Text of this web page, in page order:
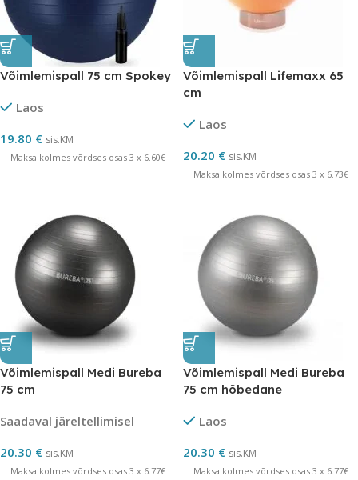
Võimlemispall 75 cm Spokey
Laos
19.80 € sis.KM
Maksa kolmes võrdses osas 3 x 6.60€
Võimlemispall Lifemaxx 65
cm
Laos
20.20 € sis.KM
Maksa kolmes võrdses osas 3 x 6.73€
Võimlemispall Medi Bureba
75 cm
Saadaval järeltellimisel
20.30 € sis.KM
Maksa kolmes võrdses osas 3 x 6.77€
Võimlemispall Medi Bureba
75 cm hõbedane
Laos
20.30 € sis.KM
Maksa kolmes võrdses osas 3 x 6.77€